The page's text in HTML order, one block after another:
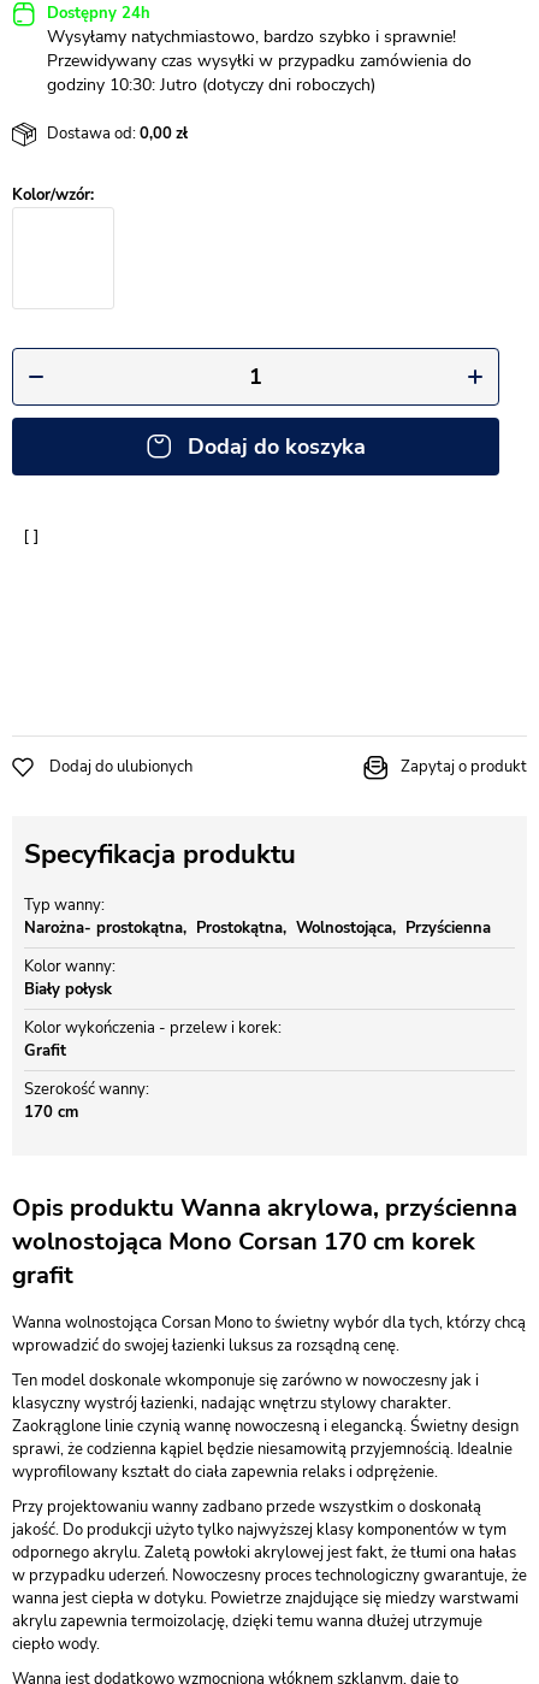
Dostępny 24h
Wysyłamy natychmiastowo, bardzo szybko i sprawnie!
Przewidywany czas wysyłki w przypadku zamówienia do
godziny 10:30: Jutro (dotyczy dni roboczych)
Dostawa od:0,00
Dodaj do koszyka
Dodaj do ulubionych Zapytaj o produkt
Specyfikacja produktu
Typ wanny
Narożna- prostokątna
Prostokątna Wolnostojąca
Przyścienna
Kolor wanny
Biały połysk
Kolor wykończenia - przelew i korek
Grafit
Szerokość wanny
170 cm
Opis produktu Wanna akrylowa, przyścienna
wolnostojąca Mono Corsan 170 cm korek
grafit
Wanna wolnostojąca Corsan Mono to świetny wybór dla tych, którzy chcą
wprowadzić do swojej łazienki luksus za rozsądną cenę.
Ten model doskonale wkomponuje się zarówno w nowoczesny jak i
klasyczny wystrój łazienki, nadając wnętrzu stylowy charakter.
Zaokrąglone linie czynią wannę nowoczesną i elegancką. Świetny design
sprawi, że codzienna kąpiel będzie niesamowitą przyjemnością. Idealnie
wyprofilowany kształt do ciała zapewnia relaks i odprężenie.
Przy projektowaniu wanny zadbano przede wszystkim o doskonałą
jakość. Do produkcji użyto tylko najwyższej klasy komponentów w tym
odpornego akrylu. Zaletą powłoki akrylowej jest fakt, że tłumi ona hałas
w przypadku uderzeń. Nowoczesny proces technologiczny gwarantuje, że
wanna jest ciepła w dotyku. Powietrze znajdujące się miedzy warstwami
akrylu zapewnia termoizolację, dzięki temu wanna dłużej utrzymuje
ciepło wody.
Wanna jest dodatkowo wzmocniona włóknem szklanym, daje to